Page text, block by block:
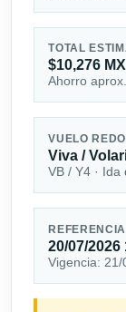
TOTAL
$10,276
Ahorro
VUELO
Viva /
VB / Y4 ·
20/07/2026
Vigencia: